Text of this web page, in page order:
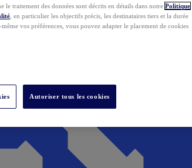
le traitement des données sont décrits en détails dans notre Politique
, en particulier les objectifs précis, les destinataires tiers et la durée
vos préférences, vous pouvez adapter le placement de cookies
Autoriser tous les cookies